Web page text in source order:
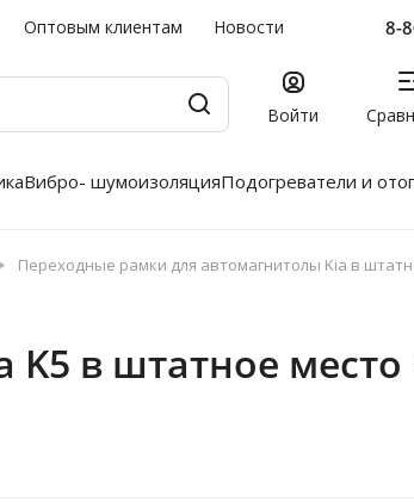
Оптовым клиентам Новости 8-
Войти
Вибро- шумоизоляцияПодогреватели и
Переходные рамки для автомагнитолы Kia в
в штатное место